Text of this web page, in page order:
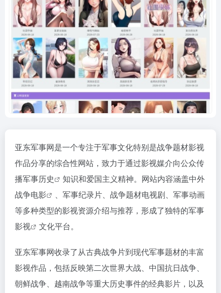
亚东军事网是一个专注于军事文化特别是战争题材影视
作品分享的综合性网站，致力于通过影视媒介向公众传
播军事历史
知识和爱国主义精神。网站内容涵盖中外
战争电影
、军事纪录片、战争题材电视剧、军事动画
等多种类型的影视资源介绍与推荐，形成了独特的军事
影视
文化平台。
亚东军事网收录了从古典战争片到现代军事题材的丰富
影视作品，包括反映第二次世界大战、中国抗日战争、
朝鲜战争、越南战争等重大历史事件的经典影片，以及